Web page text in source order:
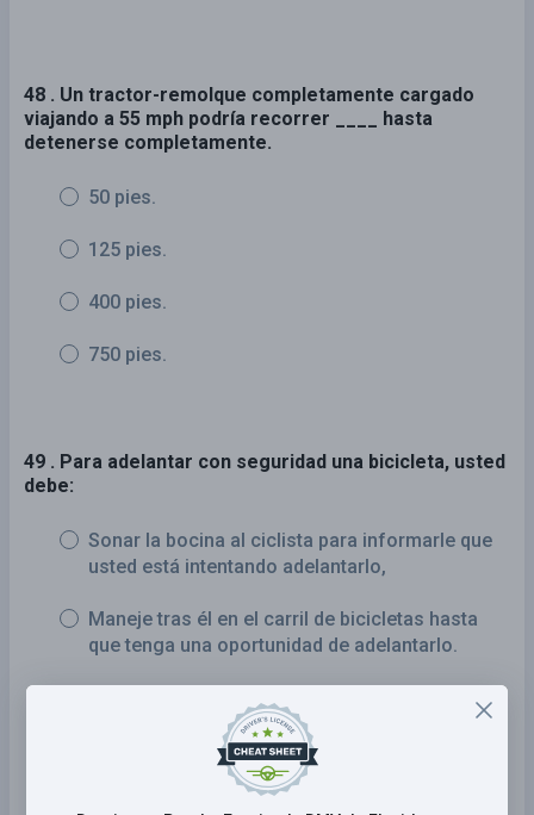
48 . Un tractor-remolque completamente cargado
viajando a 55 mph podría recorrer ____ hasta
detenerse completamente.
50 pies.
125 pies.
400 pies.
750 pies.
49 . Para adelantar con seguridad una bicicleta, usted
debe:
Sonar la bocina al ciclista para informarle que
usted está intentando adelantarlo,
Maneje tras él en el carril de bicicletas hasta
que tenga una oportunidad de adelantarlo.
Adelante de la misma forma que adelantaría a
Adelante para ponerse delante del ciclista.